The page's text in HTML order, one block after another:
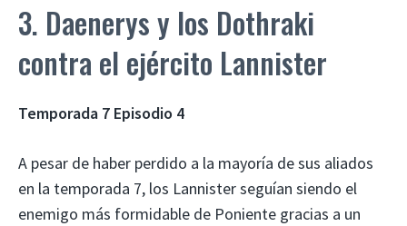
3. Daenerys y los Dothraki
contra el ejército Lannister
Temporada 7 Episodio 4
A pesar de haber perdido a la mayoría de sus aliados
en la temporada 7, los Lannister seguían siendo el
enemigo más formidable de Poniente gracias a un